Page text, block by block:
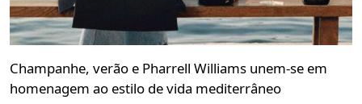
Champanhe, verão e Pharrell Williams unem-se em
homenagem ao estilo de vida mediterrâneo